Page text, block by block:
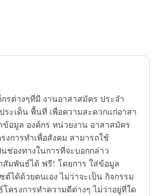
รต่างๆที่มี งานอาสาสมัคร ประจำ
ะเด็น พื้นที่ เพื่อความสะดวกแก่อาสา
อมูล องค์กร หน่วยงาน อาสาสมัคร
การทำเพื่อสังคม สามารถใช้
ช่องทางในการที่จะบอกกล่าว
มพันธ์ได้ ฟรี! โดยการ ใส่ข้อมูล
ต์ได้ด้วยตนเอง ไม่ว่าจะเป็น กิจกรรม
ครงการทำความดีต่างๆ ไม่ว่าอยู่ที่ใด